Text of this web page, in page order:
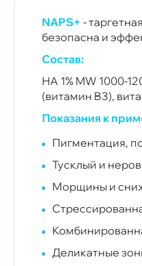
NAPS+ -
безопасна и
Состав:
НA 1% MW 1000-
(витамин B3),
Показания к
Пигментация,
Тусклый и
Морщины и
Деликатные